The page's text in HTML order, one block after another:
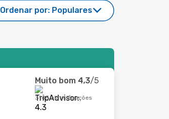
Ordenar por: Populares
Muito bom 4,3/5
3145 classificações